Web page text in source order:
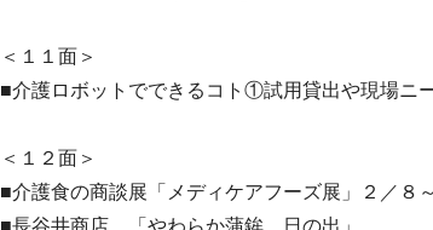
＜１１面＞
■介護ロボットでできるコト①試用貸出や現場ニ
＜１２面＞
■介護食の商談展「メディケアフーズ展」２／８
■長谷井商店 「やわらか蒲鉾 日の出」